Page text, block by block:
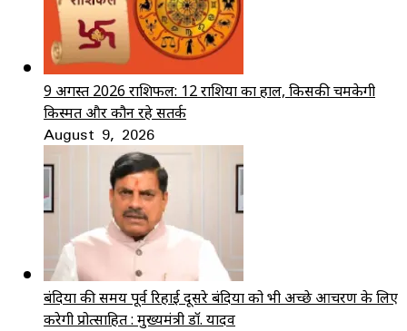
9 अगस्त 2026 राशिफल: 12 राशियों का हाल, किसकी चमकेगी
किस्मत और कौन रहे सतर्क
August 9, 2026
बंदियों की समय पूर्व रिहाई दूसरे बंदियों को भी अच्छे आचरण के लिए
करेगी प्रोत्साहित : मुख्यमंत्री डॉ. यादव